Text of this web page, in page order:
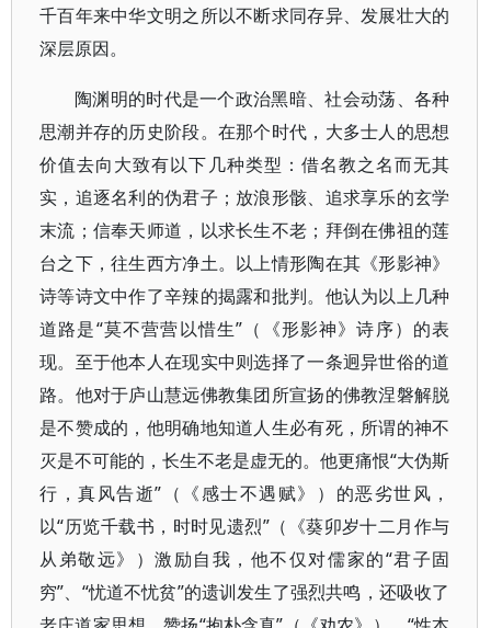
千百年来中华文明之所以不断求同存异、发展壮大的
深层原因。
陶渊明的时代是一个政治黑暗、社会动荡、各种
思潮并存的历史阶段。在那个时代，大多士人的思想
价值去向大致有以下几种类型：借名教之名而无其
实，追逐名利的伪君子；放浪形骸、追求享乐的玄学
末流；信奉天师道，以求长生不老；拜倒在佛祖的莲
台之下，往生西方净土。以上情形陶在其《形影神》
诗等诗文中作了辛辣的揭露和批判。他认为以上几种
道路是“莫不营营以惜生”（《形影神》诗序）的表
现。至于他本人在现实中则选择了一条迥异世俗的道
路。他对于庐山慧远佛教集团所宣扬的佛教涅磐解脱
是不赞成的，他明确地知道人生必有死，所谓的神不
灭是不可能的，长生不老是虚无的。他更痛恨“大伪斯
行，真风告逝”（《感士不遇赋》）的恶劣世风，
以“历览千载书，时时见遗烈”（《葵卯岁十二月作与
从弟敬远》）激励自我，他不仅对儒家的“君子固
穷”、“忧道不忧贫”的遗训发生了强烈共鸣，还吸收了